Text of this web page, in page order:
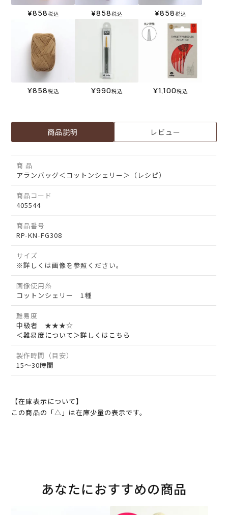
¥858税込 ¥858税込 ¥858税込
¥858税込 ¥990税込 ¥1,100税込
商品説明 レビュー
商 品
アランバッグ＜コットンシェリー＞（レシピ）
商品コード
405544
商品番号
RP-KN-FG308
サイズ
※詳しくは画像を参照ください。
画像使用糸
コットンシェリー 1種
難易度
中級者 ★★★☆
＜難易度について＞詳しくはこちら
製作時間（目安）
15～30時間
【在庫表示について】
この商品の「△」は在庫少量の表示です。
あなたにおすすめの商品